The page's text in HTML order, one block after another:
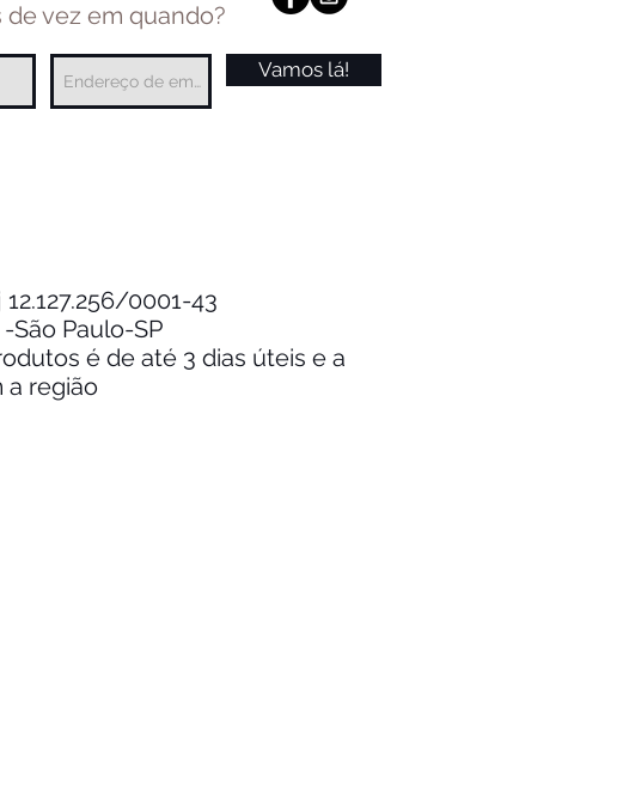
de vez em quando?
Vamos lá!
0001-43
São Paulo-SP
é de até 3 dias úteis e a
a região